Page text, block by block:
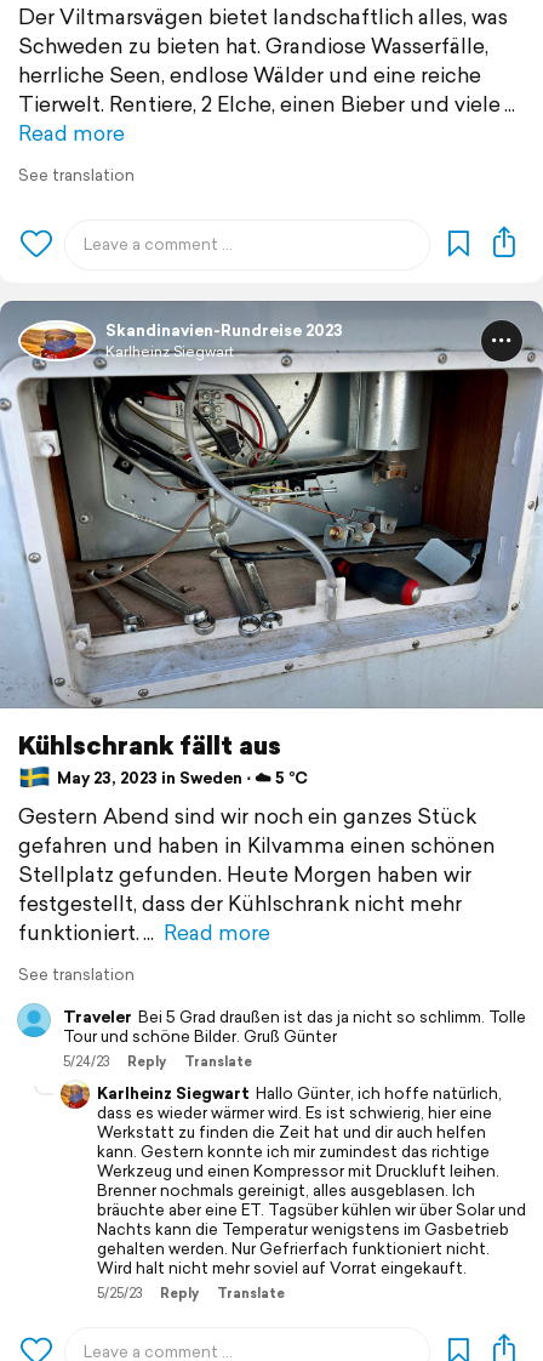
Der Viltmarsvägen bietet landschaftlich alles, was
Schweden zu bieten hat. Grandiose Wasserfälle,
herrliche Seen, endlose Wälder und eine reiche
Tierwelt. Rentiere, 2 Elche, einen Bieber und viele
Read more
See translation
Skandinavien-Rundreise 2023
Karlheinz Siegwart
Kühlschrank fällt aus
May 23, 2023 in Sweden ⋅ ☁️ 5 °C
Gestern Abend sind wir noch ein ganzes Stück
gefahren und haben in Kilvamma einen schönen
Stellplatz gefunden. Heute Morgen haben wir
festgestellt, dass der Kühlschrank nicht mehr
funktioniert.
Read more
See translation
Traveler Bei 5 Grad draußen ist das ja nicht so schlimm. Tolle
Tour und schöne Bilder. Gruß Günter
5/24/23 Reply Translate
Karlheinz Siegwart Hallo Günter, ich hoffe natürlich,
dass es wieder wärmer wird. Es ist schwierig, hier eine
Werkstatt zu finden die Zeit hat und dir auch helfen
kann. Gestern konnte ich mir zumindest das richtige
Werkzeug und einen Kompressor mit Druckluft leihen.
Brenner nochmals gereinigt, alles ausgeblasen. Ich
bräuchte aber eine ET. Tagsüber kühlen wir über Solar und
Nachts kann die Temperatur wenigstens im Gasbetrieb
gehalten werden. Nur Gefrierfach funktioniert nicht.
Wird halt nicht mehr soviel auf Vorrat eingekauft.
5/25/23 Reply Translate